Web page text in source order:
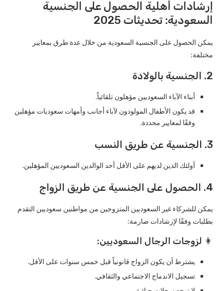
إرشادات أهلية الحصول على الجنسية
السعودية: تحديثات 2025
يمكن الحصول على الجنسية السعودية من خلال عدة طرق بمعايير
مختلفة:
2. الجنسية بالولادة
أبناء الآباء السعوديين مؤهلون تلقائياً.
قد يكون الأطفال المولودون لآباء أجانب وأمهات سعوديات مؤهلين
وفقًا لمعايير محددة.
3. الجنسية عن طريق النسب
أولئك الذين لديهم على الأقل أحد الوالدين السعوديين المؤهلين.
4. الحصول على الجنسية عن طريق الزواج
يمكن للشركاء غير السعوديين المتزوجين من مواطنين سعوديين التقدم
بطلبات وفقًا لإرشادات صارمة:
👩 لزوجات الرجال السعوديين:
يشترط أن يكون الزواج قانونياً قبل خمس سنوات على الأقل.
تسجيل الاندماج الاجتماعي والثقافي.